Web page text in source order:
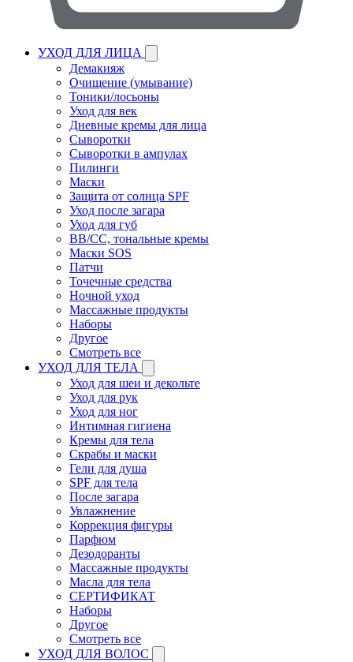
УХОД ДЛЯ ЛИЦА
Демакияж
Очищение (умывание)
Тоники/лосьоны
Уход для век
Дневные кремы для лица
Сыворотки
Сыворотки в ампулах
Пилинги
Маски
Защита от солнца SPF
Уход после загара
Уход для губ
BB/CC, тональные кремы
Маски SOS
Патчи
Точечные средства
Ночной уход
Массажные продукты
Наборы
Другое
Смотреть все
УХОД ДЛЯ ТЕЛА
Уход для шеи и декольте
Уход для рук
Уход для ног
Интимная гигиена
Кремы для тела
Скрабы и маски
Гели для душа
SPF для тела
После загара
Увлажнение
Коррекция фигуры
Парфюм
Дезодоранты
Массажные продукты
Масла для тела
СЕРТИФИКАТ
Наборы
Другое
Смотреть все
УХОД ДЛЯ ВОЛОС